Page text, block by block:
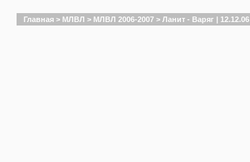
Главная > МЛВЛ > МЛВЛ 2006-2007 > Ланит - Варяг | 12.12.06